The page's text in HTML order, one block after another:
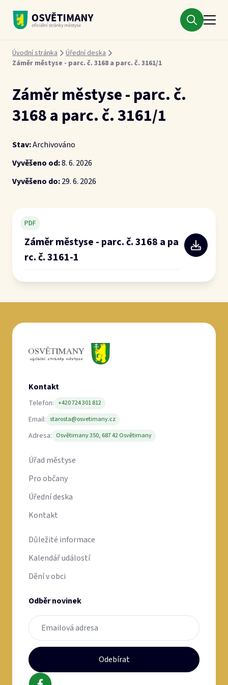
Drobečková navigace
Úvodní stránka
Úřední deska
Záměr městyse - parc. č. 3168 a parc. č. 3161/1
Záměr městyse - parc. č.
3168 a parc. č. 3161/1
Stav:Archivováno
Vyvěšeno od:8. 6. 2026
Vyvěšeno do:29. 6. 2026
PDF
Záměr městyse - parc. č. 3168 a pa
rc. č. 3161-1
Kontakt
Telefon: +420 724 301 812
Email: starosta@osvetimany.cz
Adresa: Osvětimany 350, 687 42 Osvětimany
Úřad městyse
Pro občany
Úřední deska
Kontakt
Důležité informace
Kalendář událostí
Dění v obci
Odběr novinek
Odebírat